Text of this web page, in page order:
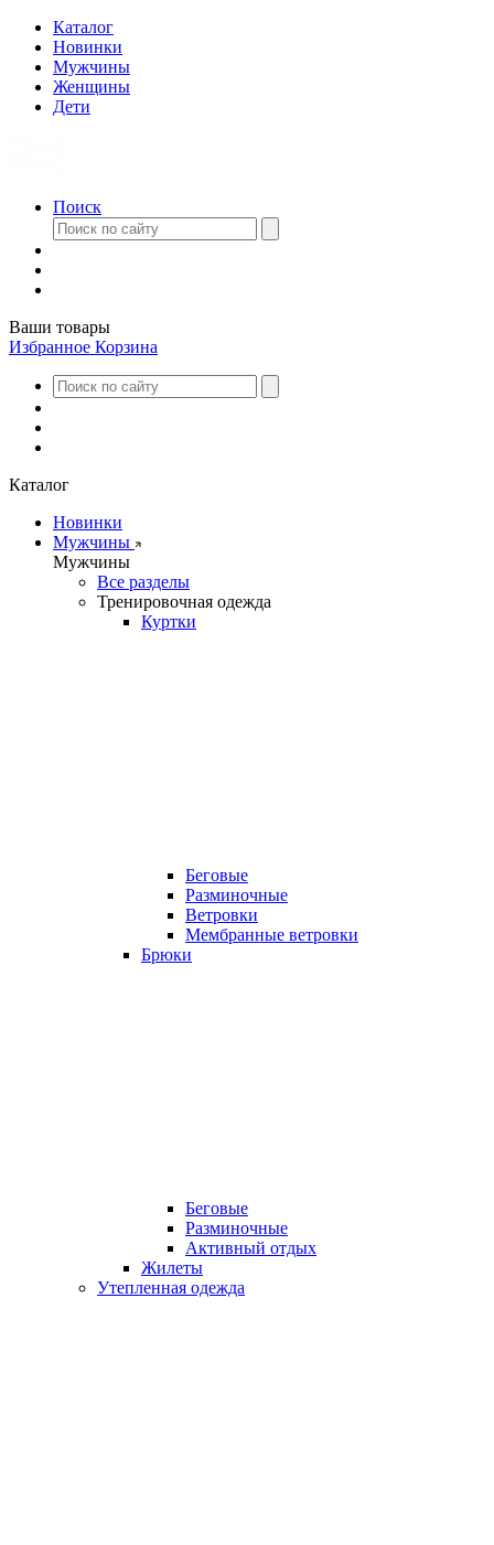
Каталог
Новинки
Мужчины
Женщины
Дети
Поиск
Ваши товары
Избранное Корзина
Каталог
Новинки
Мужчины
Мужчины
Все разделы
Тренировочная одежда
Куртки
Беговые
Разминочные
Ветровки
Мембранные ветровки
Брюки
Беговые
Разминочные
Активный отдых
Жилеты
Утепленная одежда